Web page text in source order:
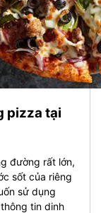
pizza tại
đường rất lớn,
sốt của riêng
sử dụng
tin dinh